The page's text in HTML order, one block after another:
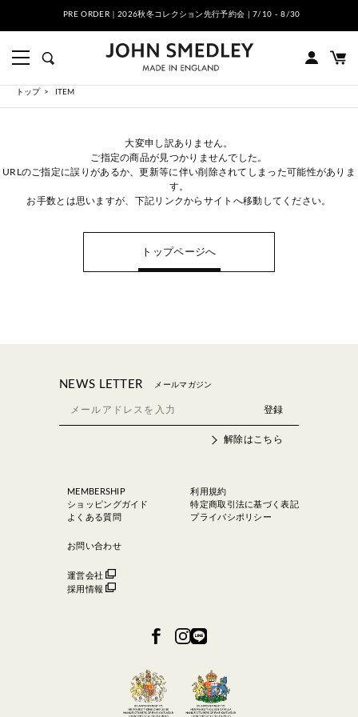
PRE ORDER｜2026秋冬コレクション先行予約会 | 7/10 - 8/30
トップ ITEM
大変申し訳ありません。
ご指定の商品が見つかりませんでした。
URLのご指定に誤りがあるか、更新等に伴い削除されてしまった可能性がありま
す。
お手数とは思いますが、下記リンクからサイトへ移動してください。
トップページへ
NEWS LETTER メールマガジン
解除はこちら
MEMBERSHIP
ショッピングガイド
よくある質問
お問い合わせ
運営会社
採用情報
利用規約
特定商取引法に基づく表記
プライバシポリシー